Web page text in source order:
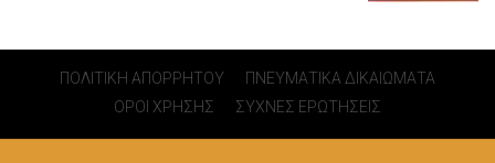
ΠΟΛΙΤΙΚΗ ΑΠΟΡΡΗΤΟΥ
ΠΝΕΥΜΑΤΙΚΑ ΔΙΚΑΙΩΜΑΤΑ
ΟΡΟΙ ΧΡΗΣΗΣ
ΣΥΧΝΕΣ ΕΡΩΤΗΣΕΙΣ